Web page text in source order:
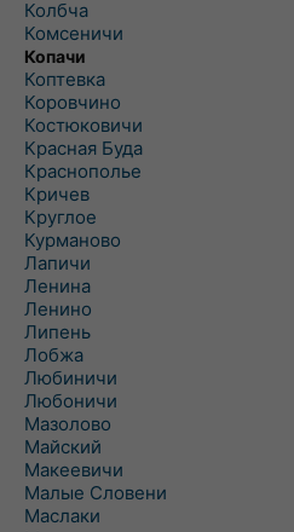
Колбча
Комсеничи
Копачи
Коптевка
Коровчино
Костюковичи
Красная Буда
Краснополье
Кричев
Круглое
Курманово
Лапичи
Ленина
Ленино
Липень
Лобжа
Любиничи
Любоничи
Мазолово
Майский
Макеевичи
Малые Словени
Маслаки